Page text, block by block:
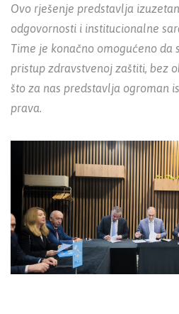
Ovo rješenje predstavlja
odgovornosti i institucionalne
Time je konačno omogućeno da
pristup zdravstvenoj zaštiti, bez
što za nas predstavlja ogroman
prava.